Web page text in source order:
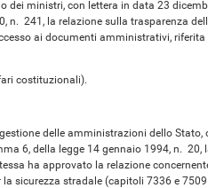
ministri, con lettera in data 23
n. 241, la relazione sulla trasparenza
ai documenti amministrativi, riferita
costituzionali).
delle amministrazioni dello Stato,
6, della legge 14 gennaio 1994, n. 20,
ha approvato la relazione
sicurezza stradale (capitoli 7336 e